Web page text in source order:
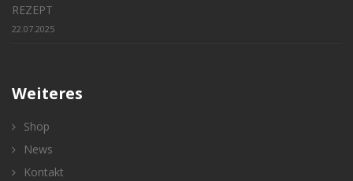
REZEPT
22.07.2025
Weiteres
Shop
News
Kontakt